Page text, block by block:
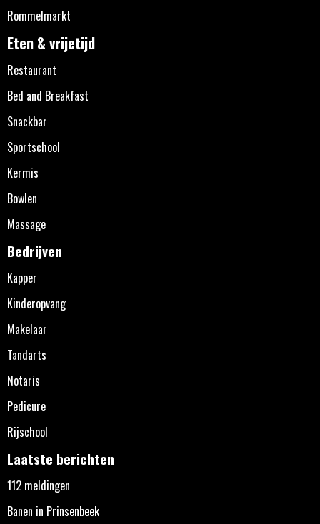
Rommelmarkt
Eten & vrijetijd
Restaurant
Bed and Breakfast
Snackbar
Sportschool
Kermis
Bowlen
Massage
Bedrijven
Kapper
Kinderopvang
Makelaar
Tandarts
Notaris
Pedicure
Rijschool
Laatste berichten
112 meldingen
Banen in Prinsenbeek